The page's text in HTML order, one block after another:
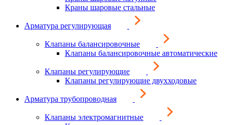
Краны шаровые стальные
Арматура регулирующая
Клапаны балансировочные
Клапаны балансировочные автоматические
Клапаны регулирующие
Клапаны регулирующие двухходовые
Арматура трубопроводная
Клапаны электромагнитные